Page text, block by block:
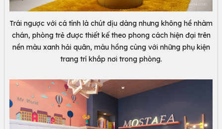
Trái ngược với cá tính là chút dịu dàng nhưng không hề nhàm
chán, phòng trẻ được thiết kế theo phong cách hiện đại trên
nền màu xanh hải quân, màu hồng cùng với những phụ kiện
trang trí khắp nơi trong phòng.